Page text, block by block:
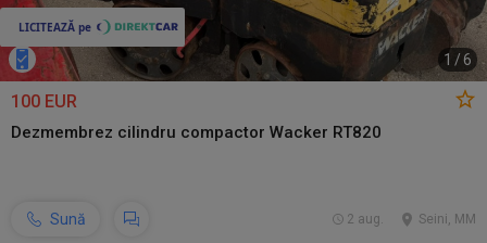
1 /6
100 EUR
Dezmembrez cilindru compactor Wacker RT820
Sună Seini, MM
2 aug.